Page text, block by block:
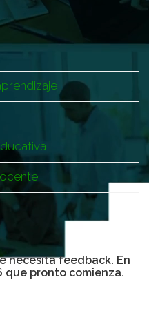
necesita feedback. En
que pronto comienza.